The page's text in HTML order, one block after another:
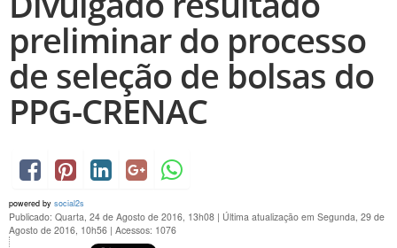
preliminar do processo
de seleção de bolsas do
PPG-CRENAC
powered by social2s
Publicado: Quarta, 24 de Agosto de 2016, 13h08 | Última atualização em Segunda, 29 de
Agosto de 2016, 10h56 | Acessos: 1076